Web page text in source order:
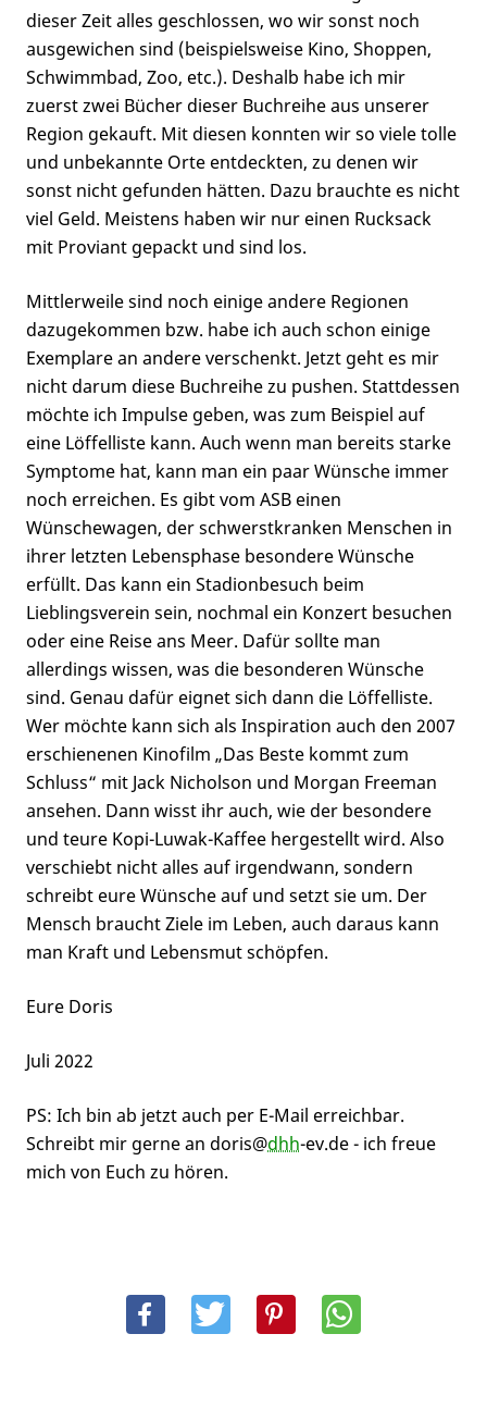
dieser Zeit alles geschlossen, wo wir sonst noch
ausgewichen sind (beispielsweise Kino, Shoppen,
Schwimmbad, Zoo, etc.). Deshalb habe ich mir
zuerst zwei Bücher dieser Buchreihe aus unserer
Region gekauft. Mit diesen konnten wir so viele tolle
und unbekannte Orte entdeckten, zu denen wir
sonst nicht gefunden hätten. Dazu brauchte es nicht
viel Geld. Meistens haben wir nur einen Rucksack
mit Proviant gepackt und sind los.
Mittlerweile sind noch einige andere Regionen
dazugekommen bzw. habe ich auch schon einige
Exemplare an andere verschenkt. Jetzt geht es mir
nicht darum diese Buchreihe zu pushen. Stattdessen
möchte ich Impulse geben, was zum Beispiel auf
eine Löffelliste kann. Auch wenn man bereits starke
Symptome hat, kann man ein paar Wünsche immer
noch erreichen. Es gibt vom ASB einen
Wünschewagen, der schwerstkranken Menschen in
ihrer letzten Lebensphase besondere Wünsche
erfüllt. Das kann ein Stadionbesuch beim
Lieblingsverein sein, nochmal ein Konzert besuchen
oder eine Reise ans Meer. Dafür sollte man
allerdings wissen, was die besonderen Wünsche
sind. Genau dafür eignet sich dann die Löffelliste.
Wer möchte kann sich als Inspiration auch den 2007
erschienenen Kinofilm „Das Beste kommt zum
Schluss“ mit Jack Nicholson und Morgan Freeman
ansehen. Dann wisst ihr auch, wie der besondere
und teure Kopi-Luwak-Kaffee hergestellt wird. Also
verschiebt nicht alles auf irgendwann, sondern
schreibt eure Wünsche auf und setzt sie um. Der
Mensch braucht Ziele im Leben, auch daraus kann
man Kraft und Lebensmut schöpfen.
Eure Doris
Juli 2022
PS: Ich bin ab jetzt auch per E-Mail erreichbar.
Schreibt mir gerne an doris@dhh-ev.de - ich freue
mich von Euch zu hören.